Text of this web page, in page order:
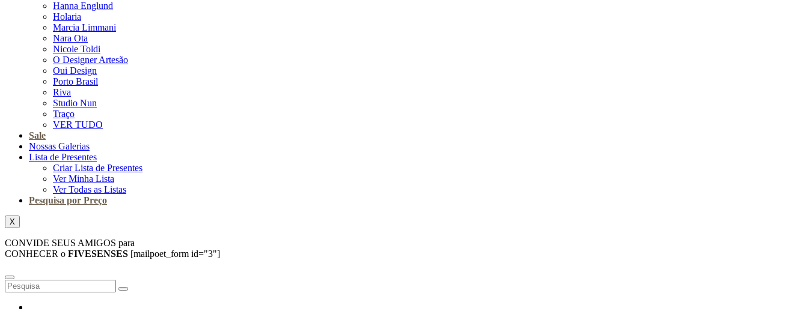
Hanna Englund
Holaria
Marcia Limmani
Nara Ota
Nicole Toldi
O Designer Artesão
Oui Design
Porto Brasil
Riva
Studio Nun
Traço
VER TUDO
Sale
Nossas Galerias
Lista de Presentes
Criar Lista de Presentes
Ver Minha Lista
Ver Todas as Listas
Pesquisa por Preço
X
CONVIDE SEUS AMIGOS para
CONHECER o FIVESENSES [mailpoet_form id="3"]